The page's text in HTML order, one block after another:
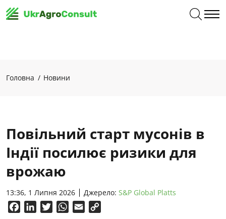
Головна Новини
Повільний старт мусонів в
Індії посилює ризики для
врожаю
13:36, 1 Липня 2026 Джерело: S&P Global Platts
FacebookLinkedInTwitterWhatsApp
Email